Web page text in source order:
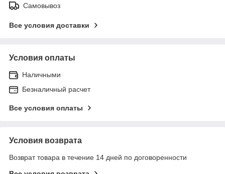
Самовывоз
Все условия доставки
Условия оплаты
Наличными
Безналичный расчет
Все условия оплаты
Условия возврата
Возврат товара в течение 14 дней по договоренности